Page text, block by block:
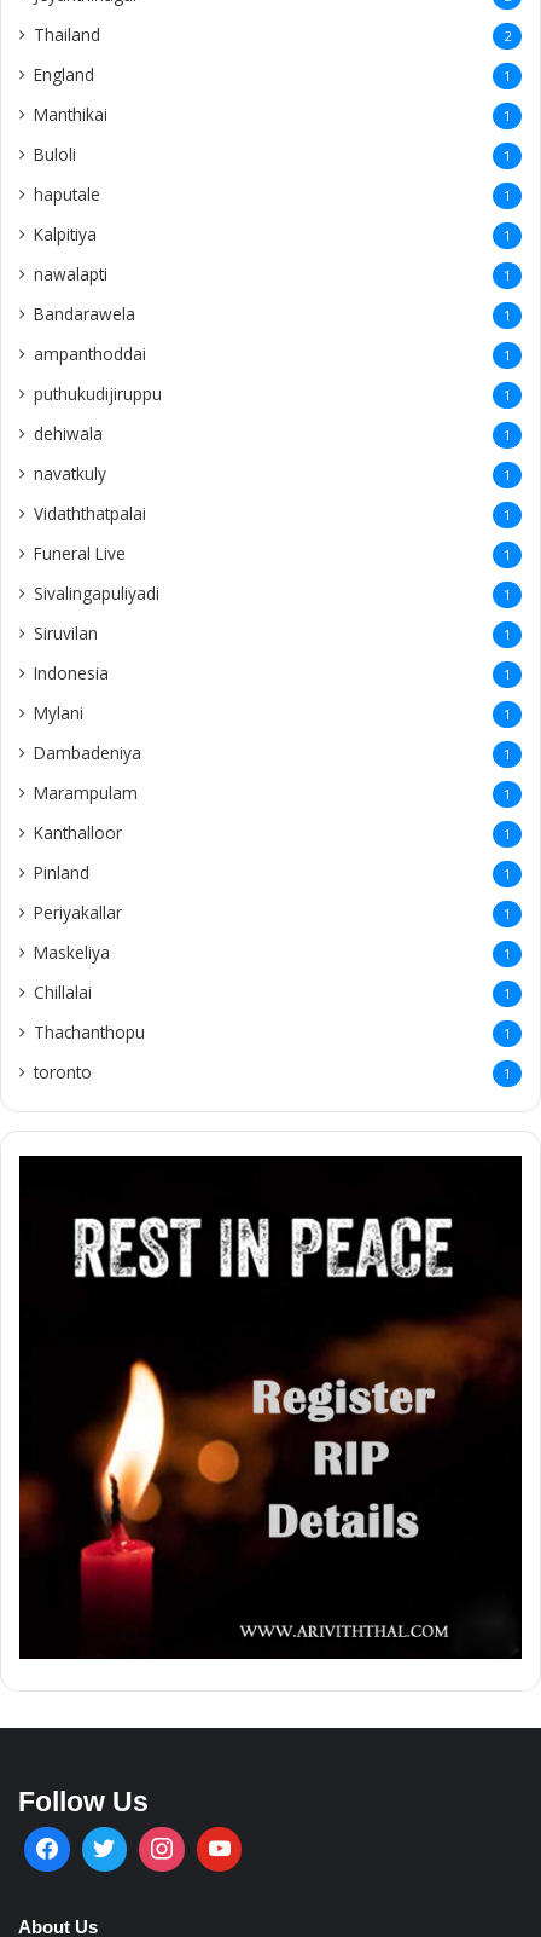
Thailand 2
England 1
Manthikai 1
Buloli 1
haputale 1
Kalpitiya 1
nawalapti 1
Bandarawela 1
ampanthoddai 1
puthukudijiruppu 1
dehiwala 1
navatkuly 1
Vidaththatpalai 1
Funeral Live 1
Sivalingapuliyadi 1
Siruvilan 1
Indonesia 1
Mylani 1
Dambadeniya 1
Marampulam 1
Kanthalloor 1
Pinland 1
Periyakallar 1
Maskeliya 1
Chillalai 1
Thachanthopu 1
toronto 1
Follow Us
About Us